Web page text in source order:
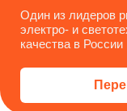
Один из лидеров
электро- и
качества в России